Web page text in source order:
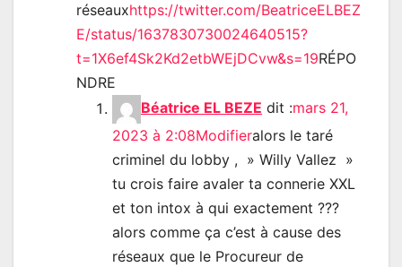
réseauxhttps://twitter.com/BeatriceELBEZ
E/status/1637830730024640515?
t=1X6ef4Sk2Kd2etbWEjDCvw&s=19RÉPO
NDRE
Béatrice EL BEZE dit :mars 21,
2023 à 2:08Modifieralors le taré
criminel du lobby , » Willy Vallez »
tu crois faire avaler ta connerie XXL
et ton intox à qui exactement ???
alors comme ça c’est à cause des
réseaux que le Procureur de